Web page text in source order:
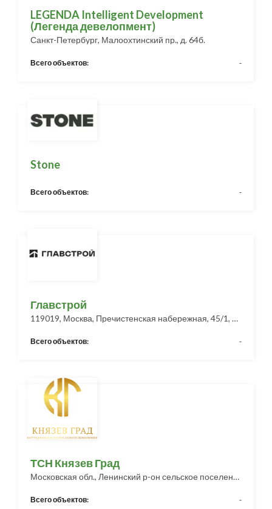
LEGENDA Intelligent Development
(Легенда девелопмент)
Санкт-Петербург, Малоохтинский пр., д. 64б.
Всего объектов: -
Stone
Всего объектов: -
Главстрой
119019, Москва, Пречистенская набережная, 45/1, стр. 1
Всего объектов: -
ТСН Князев Град
Московская обл., Ленинский р-он сельское поселение Булатниковское
Всего объектов: -